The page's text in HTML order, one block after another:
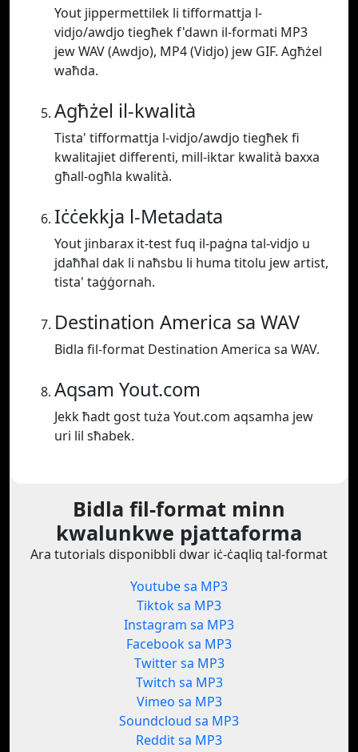
Yout jippermettilek li tifformattja l-
vidjo/awdjo tiegħek f'dawn il-formati MP3
jew WAV (Awdjo), MP4 (Vidjo) jew GIF. Agħżel
waħda.
Agħżel il-kwalità
Tista' tifformattja l-vidjo/awdjo tiegħek fi
kwalitajiet differenti, mill-iktar kwalità baxxa
għall-ogħla kwalità.
Iċċekkja l-Metadata
Yout jinbarax it-test fuq il-paġna tal-vidjo u
jdaħħal dak li naħsbu li huma titolu jew artist,
tista' taġġornah.
Destination America sa WAV
Bidla fil-format Destination America sa WAV.
Aqsam Yout.com
Jekk ħadt gost tuża Yout.com aqsamha jew
uri lil sħabek.
Bidla fil-format minn
kwalunkwe pjattaforma
Ara tutorials disponibbli dwar iċ-ċaqliq tal-format
Youtube sa MP3
Tiktok sa MP3
Instagram sa MP3
Facebook sa MP3
Twitter sa MP3
Twitch sa MP3
Vimeo sa MP3
Soundcloud sa MP3
Reddit sa MP3